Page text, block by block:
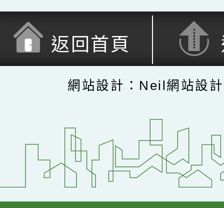
返回首頁
網站設計：Neil網站設